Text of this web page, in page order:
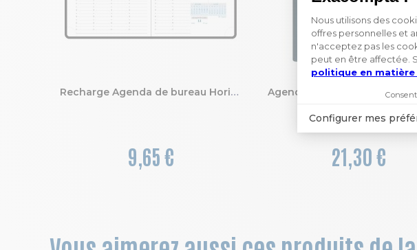
Recharge Agenda de bureau Horizons 20 Semainier 15 x 21 cm Janvier à Décembre 2027
9,65 € 21,30 €